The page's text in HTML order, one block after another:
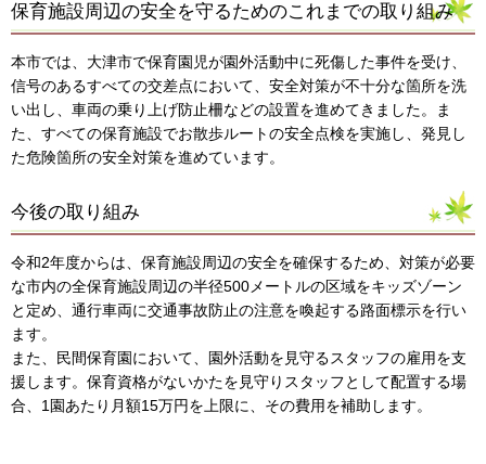
保育施設周辺の安全を守るためのこれまでの取り組み
本市では、大津市で保育園児が園外活動中に死傷した事件を受け、
信号のあるすべての交差点において、安全対策が不十分な箇所を洗
い出し、車両の乗り上げ防止柵などの設置を進めてきました。ま
た、すべての保育施設でお散歩ルートの安全点検を実施し、発見し
た危険箇所の安全対策を進めています。
今後の取り組み
令和2年度からは、保育施設周辺の安全を確保するため、対策が必要
な市内の全保育施設周辺の半径500メートルの区域をキッズゾーン
と定め、通行車両に交通事故防止の注意を喚起する路面標示を行い
ます。
また、民間保育園において、園外活動を見守るスタッフの雇用を支
援します。保育資格がないかたを見守りスタッフとして配置する場
合、1園あたり月額15万円を上限に、その費用を補助します。